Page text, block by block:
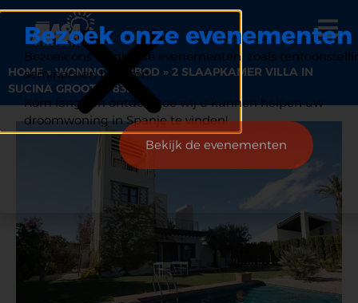
HOME»WONING AANBOD » 2 SLAAPKAMER VILLA IN
SUCINA GROOTTE 83M2
Bezoek onze evenementen
Bezoek ons op diverse evenementen, zoals
seminars en beurzen.
Kom langs en ontdek hoe wij u kunnen helpen uw
droomwoning in Spanje te vinden!